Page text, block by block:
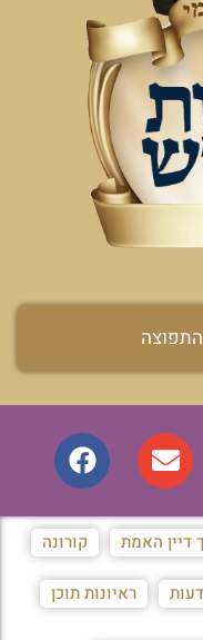
דיין האמת קורונה
דעות ראיונות תוכן